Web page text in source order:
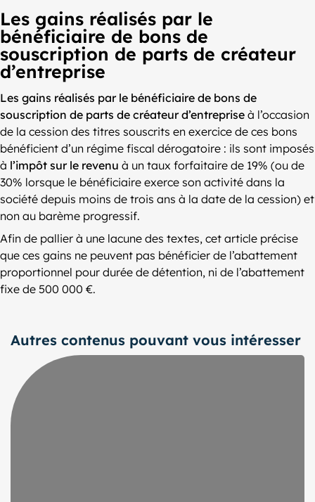
Les gains réalisés par le
bénéficiaire de bons de
souscription de parts de créateur
d’entreprise
Les gains réalisés par le bénéficiaire de bons de
souscription de parts de créateur d’entreprise à l’occasion
de la cession des titres souscrits en exercice de ces bons
bénéficient d’un régime fiscal dérogatoire : ils sont imposés
à l’impôt sur le revenu à un taux forfaitaire de 19% (ou de
30% lorsque le bénéficiaire exerce son activité dans la
société depuis moins de trois ans à la date de la cession) et
non au barème progressif.
Afin de pallier à une lacune des textes, cet article précise
que ces gains ne peuvent pas bénéficier de l’abattement
proportionnel pour durée de détention, ni de l’abattement
fixe de 500 000 €.
Autres contenus pouvant vous intéresser